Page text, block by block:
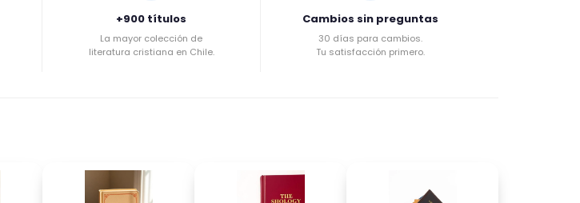
+900 títulos
La mayor colección de
literatura cristiana en Chile.
Cambios sin preguntas
30 días para cambios.
Tu satisfacción primero.